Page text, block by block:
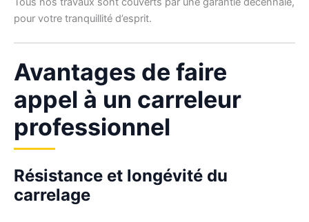
pour votre tranquillité d’esprit.
Avantages de faire
appel à un carreleur
professionnel
Résistance et longévité du
carrelage